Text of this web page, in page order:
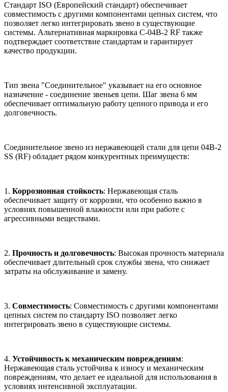
Стандарт ISO (Европейский стандарт) обеспечивает
совместимость с другими компонентами цепных систем, что
позволяет легко интегрировать звено в существующие
системы. Альтернативная маркировка С-04B-2 RF также
подтверждает соответствие стандартам и гарантирует
качество продукции.
Тип звена "Соединительное" указывает на его основное
назначение - соединение звеньев цепи. Шаг звена 6 мм
обеспечивает оптимальную работу цепного привода и его
долговечность.
Соединительное звено из нержавеющей стали для цепи 04B-2
SS (RF) обладает рядом конкурентных преимуществ:
1. Коррозионная стойкость: Нержавеющая сталь
обеспечивает защиту от коррозии, что особенно важно в
условиях повышенной влажности или при работе с
агрессивными веществами.
2. Прочность и долговечность: Высокая прочность материала
обеспечивает длительный срок службы звена, что снижает
затраты на обслуживание и замену.
3. Совместимость: Совместимость с другими компонентами
цепных систем по стандарту ISO позволяет легко
интегрировать звено в существующие системы.
4. Устойчивость к механическим повреждениям:
Нержавеющая сталь устойчива к износу и механическим
повреждениям, что делает ее идеальной для использования в
условиях интенсивной эксплуатации.